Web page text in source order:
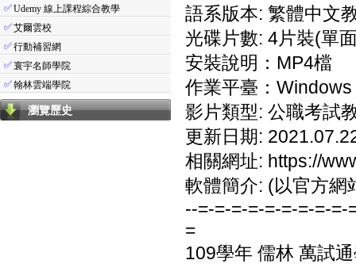
✅Udemy 線上課程綜合教學
✅艾爾雲校
✅行動補習網
✅寰宇名師學院
✅翰林雲端學院
瀏覽歷史
語系版本: 繁體中文
光碟片數: 4片裝(單
安裝說明：MP4檔
作業平臺：
影片類型: 公職考試
更新日期:
相關網址: https://
軟體簡介: (以官方網
--=-=-=-=-=-=-=-=-=-
=
109學年 儒林 萬試